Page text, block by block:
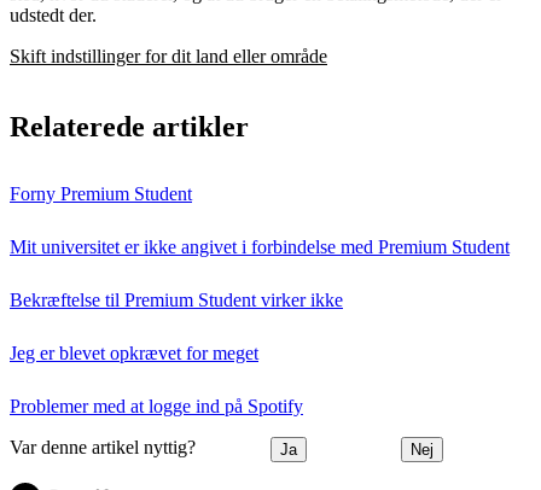
udstedt der.
Skift indstillinger for dit land eller område
Relaterede artikler
Forny Premium Student
Mit universitet er ikke angivet i forbindelse med Premium Student
Bekræftelse til Premium Student virker ikke
Jeg er blevet opkrævet for meget
Problemer med at logge ind på Spotify
Var denne artikel nyttig? Ja Nej